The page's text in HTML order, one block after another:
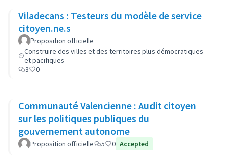
Viladecans : Testeurs du modèle de service
citoyen.ne.s
Proposition officielle
Construire des villes et des territoires plus démocratiques
et pacifiques
3
0
Communauté Valencienne : Audit citoyen
sur les politiques publiques du
gouvernement autonome
Proposition officielle 5 0 Accepted